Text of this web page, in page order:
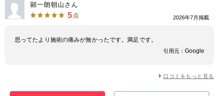
顕一朗朝山さん
5 点 2026年7月掲載
思ってたより施術の痛みが無かったです。満足です。
引用元： Google
口コミをもっと見る